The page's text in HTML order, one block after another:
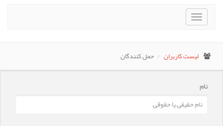
Toggle
لیست کاربران حمل کنندگان
نام